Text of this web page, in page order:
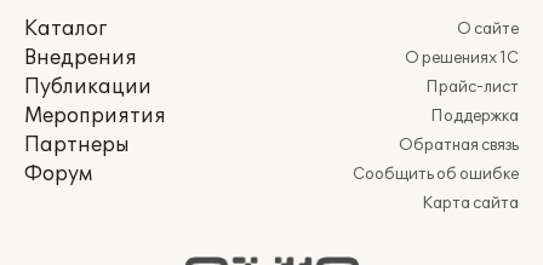
Каталог
Внедрения
Публикации
Мероприятия
Партнеры
Форум
О сайте
О решениях 1С
Прайс-лист
Поддержка
Обратная связь
Сообщить об ошибке
Карта сайта